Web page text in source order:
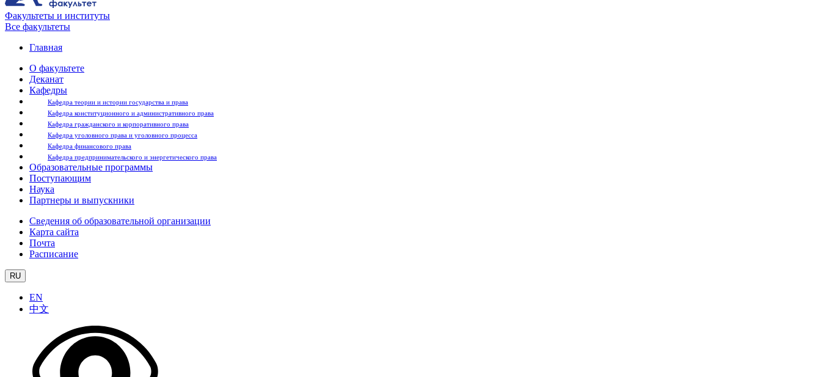
Факультеты и институты
Все факультеты
Главная
О факультете
Деканат
Кафедры
Кафедра теории и истории государства и права
Кафедра конституционного и административного права
Кафедра гражданского и корпоративного права
Кафедра уголовного права и уголовного процесса
Кафедра финансового права
Кафедра предпринимательского и энергетического права
Образовательные программы
Поступающим
Наука
Партнеры и выпускники
Сведения об образовательной организации
Карта сайта
Почта
Расписание
RU
EN
中文